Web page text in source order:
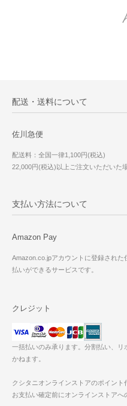
配送・送料について
佐川急便
配送料：全国一律1,100円(税込)
22,000円(税込)以上ご注文いただいた
支払い方法について
Amazon Pay
Amazon.co.jpアカウントに登録され
払いができるサービスです。
クレジット
一括払いのみ承ります。分割払い、
かねます。
クシタニオンラインストアのポイント
お支払い確定前にオンラインストアへ